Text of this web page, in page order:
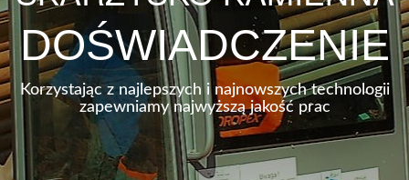
DOŚWIADCZENIE
Korzystając z najlepszych i najnowszych technologii
zapewniamy najwyższą jakość prac